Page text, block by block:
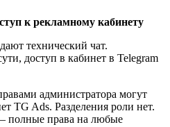
к рекламному кабинету
технический чат.
доступ в кабинет в Telegram
администратора могут
TG Ads. Разделения роли нет.
полные права на любые